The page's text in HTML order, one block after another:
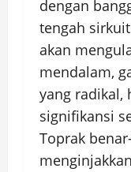
dengan
tengah
akan
mendalam,
yang radikal,
signifikansi
Toprak